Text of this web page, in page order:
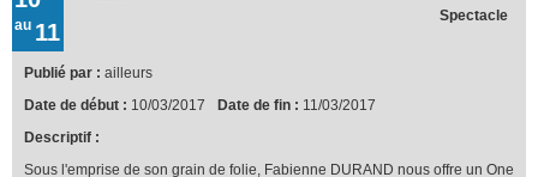
au 11
Spectacle
Publié par : ailleurs
Date de début : 10/03/2017 Date de fin : 11/03/2017
Descriptif :
Sous l'emprise de son grain de folie, Fabienne DURAND nous offre un One